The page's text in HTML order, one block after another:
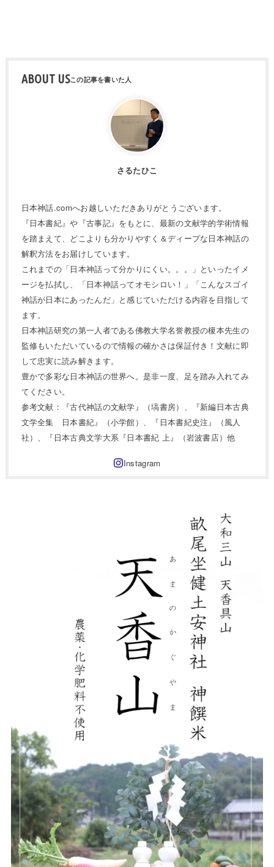
ABOUT US
さるたひこ
日本神話.comへお越しいただきありがとうございます。
『日本書紀』や『古事記』をもとに、最新の文献学的学術情報
を踏まえて、どこよりも分かりやすく＆ディープな日本神話の
解釈方法をお届けしています。
これまでの「日本神話って分かりにくい。。。」といったイメ
ージを払拭し、「日本神話ってオモシロい！」「こんなスゴイ
神話が日本にあったんだ」と感じていただける内容を目指して
ます。
日本神話研究の第一人者である佛教大学名誉教授の榎本先生の
監修もいただいているので情報の確かさは保証付き！文献に即
して忠実に読み解きます。
豊かで多彩な日本神話の世界へ。是非一度、足を踏み入れてみ
てください。
参考文献：『古代神話の文献学』（塙書房）、『新編日本古典
文学全集 日本書紀』（小学館）、『日本書紀史注』（風人
社）、『日本古典文学大系『日本書紀 上』（岩波書店）他